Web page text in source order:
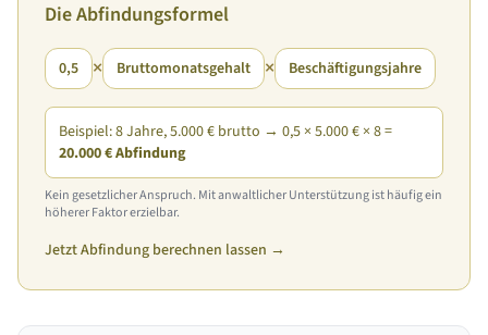
Die Abfindungsformel
0,5 × Bruttomonatsgehalt × Beschäftigungsjahre
Beispiel: 8 Jahre, 5.000 € brutto → 0,5 × 5.000 € × 8 =
20.000 € Abfindung
Kein gesetzlicher Anspruch. Mit anwaltlicher Unterstützung ist häufig ein
höherer Faktor erzielbar.
Jetzt Abfindung berechnen lassen →